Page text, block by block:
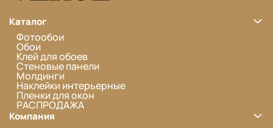
Каталог
Фотообои
Обои
Клей для обоев
Стеновые панели
Молдинги
Наклейки интерьерные
Пленки для окон
РАСПРОДАЖА
Компания